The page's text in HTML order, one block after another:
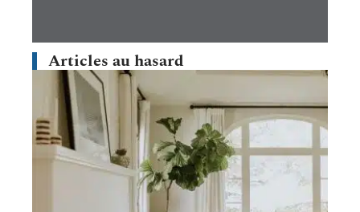
Articles au hasard